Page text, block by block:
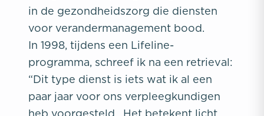
in de gezondheidszorg die diensten
voor verandermanagement bood.
In 1998, tijdens een Lifeline-
programma, schreef ik na een retrieval:
“Dit type dienst is iets wat ik al een
paar jaar voor ons verpleegkundigen
heb voorgesteld. Het betekent licht